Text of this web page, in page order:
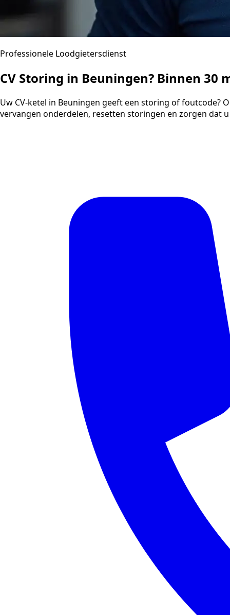
Professionele Loodgietersdienst
CV Storing in Beuningen? Binnen 30
Uw CV-ketel in Beuningen geeft een storing of foutcode?
vervangen onderdelen, resetten storingen en zorgen dat